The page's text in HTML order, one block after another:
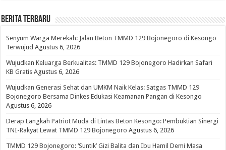
BERITA TERBARU
Senyum Warga Merekah: Jalan Beton TMMD 129 Bojonegoro di Kesongo
Terwujud Agustus 6, 2026
Wujudkan Keluarga Berkualitas: TMMD 129 Bojonegoro Hadirkan Safari
KB Gratis Agustus 6, 2026
Wujudkan Generasi Sehat dan UMKM Naik Kelas: Satgas TMMD 129
Bojonegoro Bersama Dinkes Edukasi Keamanan Pangan di Kesongo
Agustus 6, 2026
Derap Langkah Patriot Muda di Lintas Beton Kesongo: Pembuktian Sinergi
TNI-Rakyat Lewat TMMD 129 Bojonegoro Agustus 6, 2026
TMMD 129 Bojonegoro: ‘Suntik’ Gizi Balita dan Ibu Hamil Demi Masa